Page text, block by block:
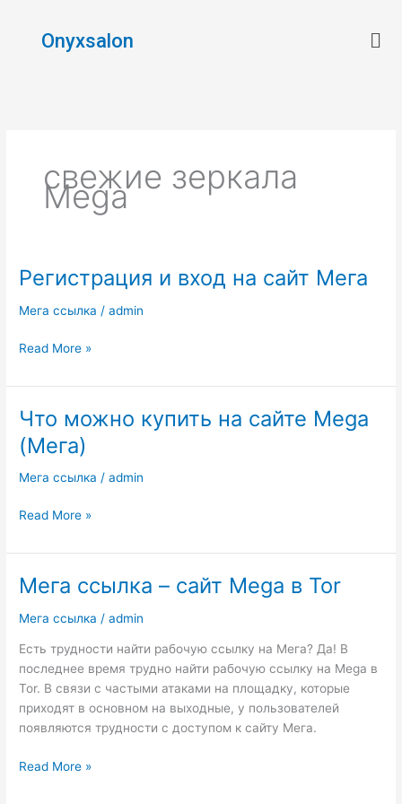
contentOnyxsalon
свежие зеркала
Mega
Регистрация и вход на сайт Мега
Мега ссылка /admin
Регистрация
вход
сайт
Read More »
Что можно купить на сайте Mega
(Мега)
Мега ссылка /admin
Что
можно
купить
на
Mega
Read More »
Мега ссылка – сайт Mega в Tor
Мега ссылка /admin
Есть трудности найти рабочую ссылку на Мега? Да! В
последнее время трудно найти рабочую ссылку на Mega в
Tor. В связи с частыми атаками на площадку, которые
приходят в основном на выходные, у пользователей
появляются трудности с доступом к сайту Мега.
Мега
–
Read More »